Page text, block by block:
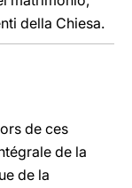
della Chiesa.
de ces
de la
de la